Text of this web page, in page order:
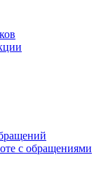
с обращениями